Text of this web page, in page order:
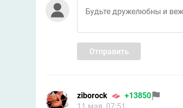
Отправить
ziborock
+13850